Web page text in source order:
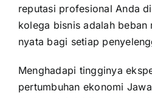
reputasi profesional Anda
kolega bisnis adalah beban
nyata bagi setiap
Menghadapi tingginya
pertumbuhan ekonomi